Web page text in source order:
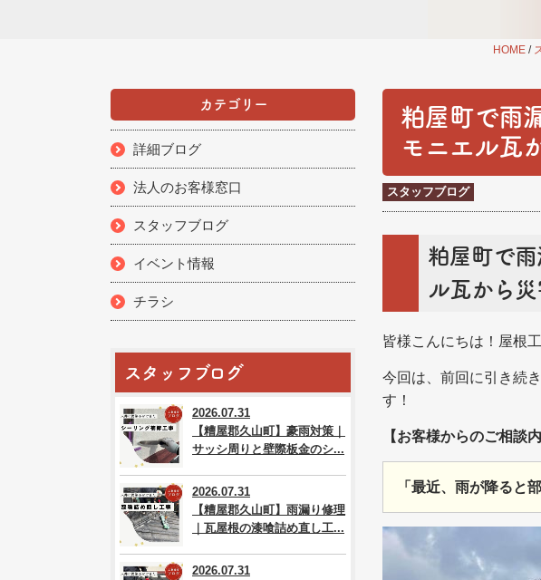
HOME /
粕屋町で雨
モニエル瓦
スタッフブログ
粕屋町で
ル瓦から
皆様こんにちは！屋根
今回は、前回に引き続
す！
【お客様からのご相談内
「最近、雨が降ると
カテゴリー
詳細ブログ
法人のお客様窓口
スタッフブログ
イベント情報
チラシ
スタッフブログ
2026.07.31
【糟屋郡久山町】豪雨対策｜
サッシ周りと壁際板金のシ...
2026.07.31
【糟屋郡久山町】雨漏り修理
｜瓦屋根の漆喰詰め直し工...
2026.07.31